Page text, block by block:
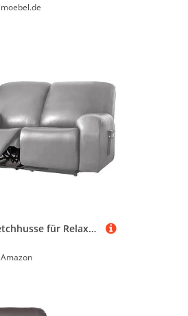
moebel.de
FANSU Stretchhusse für Relaxsessel Sesselbezug 2 Sitzer, PU Leder Sesselschoner für Recliner Stuhl Sessel, Stretch Sofabezug, Elastisch Bezug für Fernsehsessel Liege (2 Sitzer,Dunkelgrau)
Amazon